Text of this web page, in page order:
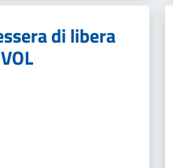
di libera